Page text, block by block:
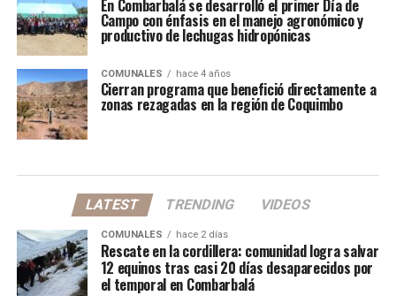
En Combarbalá se desarrolló el primer Día de
Campo con énfasis en el manejo agronómico y
productivo de lechugas hidropónicas
COMUNALES hace 4 años
Cierran programa que benefició directamente a
zonas rezagadas en la región de Coquimbo
LATEST TRENDING VIDEOS
COMUNALES hace 2 días
Rescate en la cordillera: comunidad logra salvar
12 equinos tras casi 20 días desaparecidos por
el temporal en Combarbalá